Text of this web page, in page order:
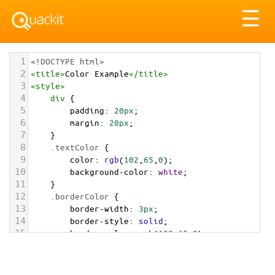
☰
1 <!DOCTYPE html>
2 <title>Color Example</title>
3 <style>
4 div {
5 padding: 20px;
6 margin: 20px;
7 }
8 .textColor {
9 color: rgb(102 65 0);
10 background-color: white;
11 }
12 .borderColor {
13 border-width: 3px;
14 border-style: solid;
15 border-color: rgb(102,65,0);